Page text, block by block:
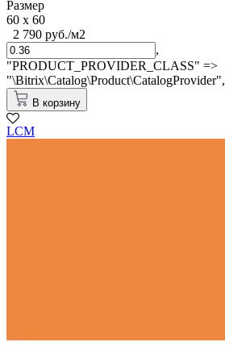
Размер
60 x 60
2 790 руб./м2
,
"PRODUCT_PROVIDER_CLASS" =>
"\Bitrix\Catalog\Product\CatalogProvider",
В корзину
LCM